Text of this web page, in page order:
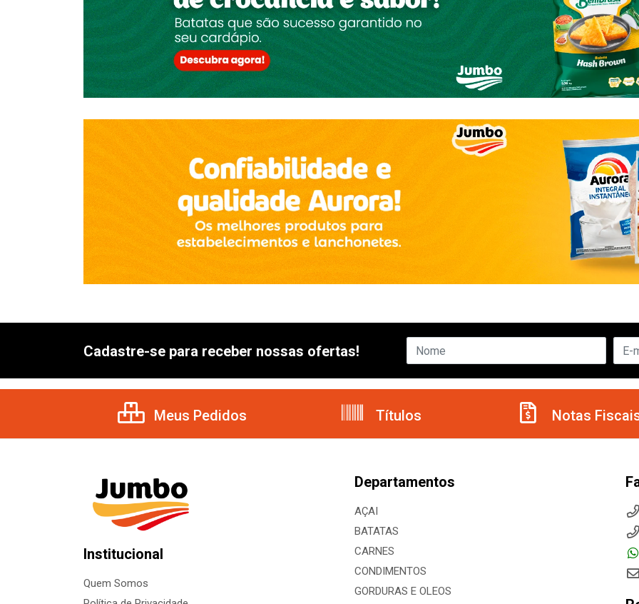
Cadastre-se para receber nossas ofertas!
Meus Pedidos Títulos Notas
Institucional
Quem Somos
Departamentos
AÇAI
BATATAS
CARNES
CONDIMENTOS
GORDURAS E OLEOS